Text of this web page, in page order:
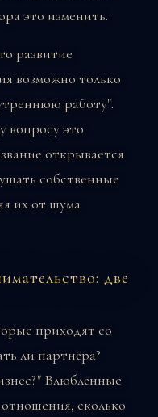
это изменить.
развитие
возможно только
работу".
вопросу это
открывается
собственные
их от шума
две
приходят со
ли партнёра?
Влюблённые
сколько